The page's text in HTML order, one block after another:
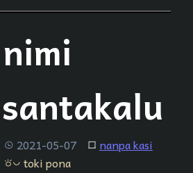
nimi
tenpo 2021-05-07 lipu nanpa kasi
toki pona toki pona